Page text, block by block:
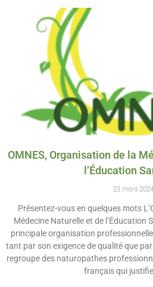
OMNES, Organisation de la
l’Éducation
25 mars 2024
Présentez-vous en quelques mots
Médecine Naturelle et de l’Éducation
principale organisation
tant par son exigence de qualité que
regroupe des naturopathes
français qui